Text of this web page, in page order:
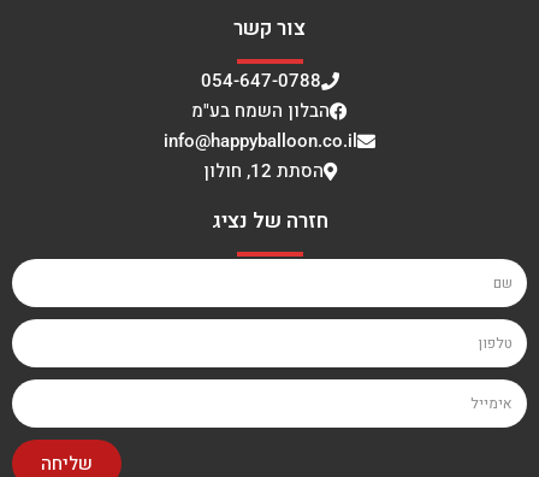
צור קשר
054-647-0788
הבלון השמח בע"מ
info@happyballoon.co.il
הסתת 12, חולון
חזרה של נציג
שליחה